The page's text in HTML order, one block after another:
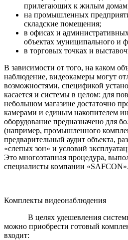
прилегающих к жилым домам
на промышленных
складские помещения;
в офисах и
объектах муниципального и
в торговых точках и
В зависимости от того, на каком
наблюдение, видеокамеры могут
возможностями, спецификой
касается и системы в целом: для
небольшом магазине достаточно
камерами и единым накопителем
оборудование предназначено для
(например, промышленного
предварительный аудит объекта,
«слепых зон» и условий
Это многоэтапная процедура,
специалисты компании «SAFCON».
Комплекты видеонаблюдения
В целях удешевления системы
можно приобрести готовый
входит: